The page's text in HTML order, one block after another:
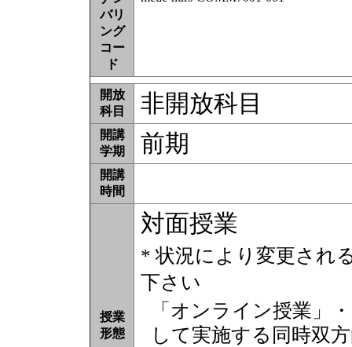
バリ
ング
コー
ド
開放
科目
非開放科目
開講
学期
前期
開講
時間
授業
形態
対面授業
* 状況により変更され
下さい
「オンライン授業」
して実施する同時双